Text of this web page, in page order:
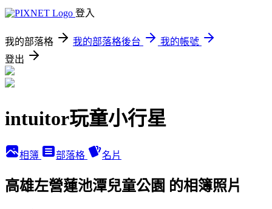
登入
我的部落格 我的部落格後台
我的帳號
登出
intuitor玩童小行星
相簿 部落格 名片
高雄左營蓮池潭兒童公園 的相簿照片